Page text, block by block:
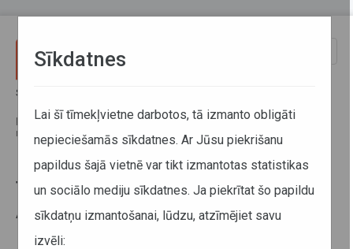
Sākums
paplašinātas iespējas izmantot abonementa biļetes – e-talonu vai
rīdzinieka karti
Tarifi tiks vienādoti SIA Ekspress
Ādaži apkalpotajos maršrutos;
paplašinātas iespējas izmantot
Sīkdatnes
Lai šī tīmekļvietne darbotos, tā izmanto obligāti
nepieciešamās sīkdatnes. Ar Jūsu piekrišanu
papildus šajā vietnē var tikt izmantotas statistikas
un sociālo mediju sīkdatnes. Ja piekrītat šo papildu
sīkdatņu izmantošanai, lūdzu, atzīmējiet savu
izvēli: